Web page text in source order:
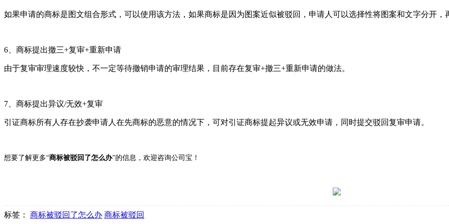
如果申请的商标是图文组合形式，可以使用该方法，如果商标是因为图案近似被驳回，申请人可以选择性将图案和文字分开，
6 、商标提出撤三+复审+重新申请
由于复审审理速度较快，不一定等待撤销申请的审理结果，目前存在复审+撤三+重新申请的做法。
7 、商标提出异议/无效+复审
引证商标所有人存在抄袭申请人在先商标的恶意的情况下，可对引证商标提起异议或无效申请，同时提交驳回复审申请。
想要了解更多“商标被驳回了怎么办”的信息，欢迎咨询公司宝！
标签： 商标被驳回了怎么办 商标被驳回